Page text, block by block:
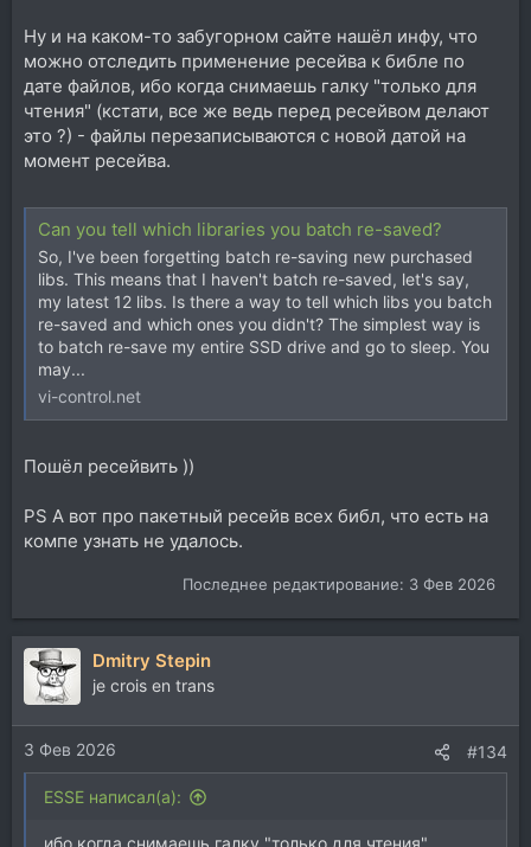
Ну и на каком-то забугорном сайте нашёл инфу, что
можно отследить применение ресейва к библе по
дате файлов, ибо когда снимаешь галку "только для
чтения" (кстати, все же ведь перед ресейвом делают
это ?) - файлы перезаписываются с новой датой на
момент ресейва.
Can you tell which libraries you batch re-saved?
So, I've been forgetting batch re-saving new purchased
libs. This means that I haven't batch re-saved, let's say,
my latest 12 libs. Is there a way to tell which libs you batch
re-saved and which ones you didn't? The simplest way is
to batch re-save my entire SSD drive and go to sleep. You
may...
vi-control.net
Пошёл ресейвить ))
PS А вот про пакетный ресейв всех библ, что есть на
компе узнать не удалось.
Последнее редактирование: 3 Фев 2026
Dmitry Stepin
je crois en trans
3 Фев 2026 #134
ESSE написал(а):